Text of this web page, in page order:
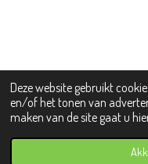
Deze website gebruikt
en/of het tonen van
maken van de site gaat u